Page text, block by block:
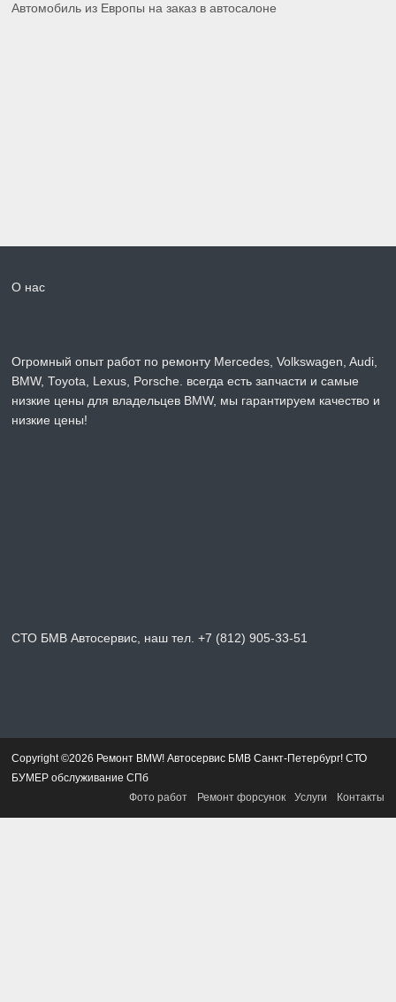
Автомобиль из Европы на заказ в автосалоне
О нас
Огромный опыт работ по ремонту Mercedes, Volkswagen, Audi,
BMW, Toyota, Lexus, Porsche. всегда есть запчасти и самые
низкие цены для владельцев BMW, мы гарантируем качество и
низкие цены!
СТО БМВ Автосервис, наш тел. +7 (812) 905-33-51
Copyright ©2026 Ремонт BMW! Автосервис БМВ Санкт-Петербург! СТО
БУМЕР обслуживание СПб
Фото работ
Ремонт форсунок Услуги Контакты